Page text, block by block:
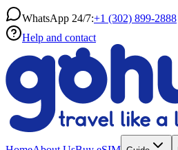
WhatsApp 24/7:+1 (302) 899-2888
Help and contact